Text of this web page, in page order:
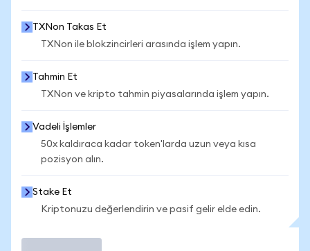
TXNon Takas Et
TXNon ile blokzincirleri arasında işlem yapın.
Tahmin Et
TXNon ve kripto tahmin piyasalarında işlem yapın.
Vadeli İşlemler
50x kaldıraca kadar token'larda uzun veya kısa
pozisyon alın.
Stake Et
Kriptonuzu değerlendirin ve pasif gelir elde edin.